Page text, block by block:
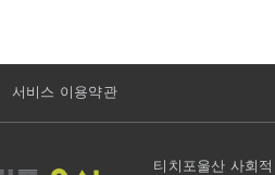
서비스 이용약관
티치포울산 사회